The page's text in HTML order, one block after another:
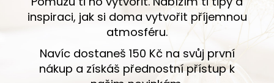
inspiraci, jak si doma vytvořit příjemnou
atmosféru.
Navíc dostaneš 150 Kč na svůj první
nákup a získáš přednostní přístup k